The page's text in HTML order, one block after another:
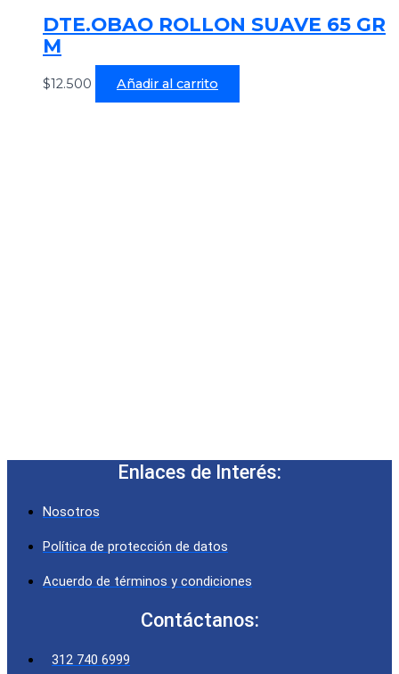
DTE.OBAO ROLLON SUAVE 65 GR
M
$12.500 Añadir al carrito
Enlaces de Interés:
Nosotros
Política de protección de datos
Acuerdo de términos y condiciones
Contáctanos:
312 740 6999